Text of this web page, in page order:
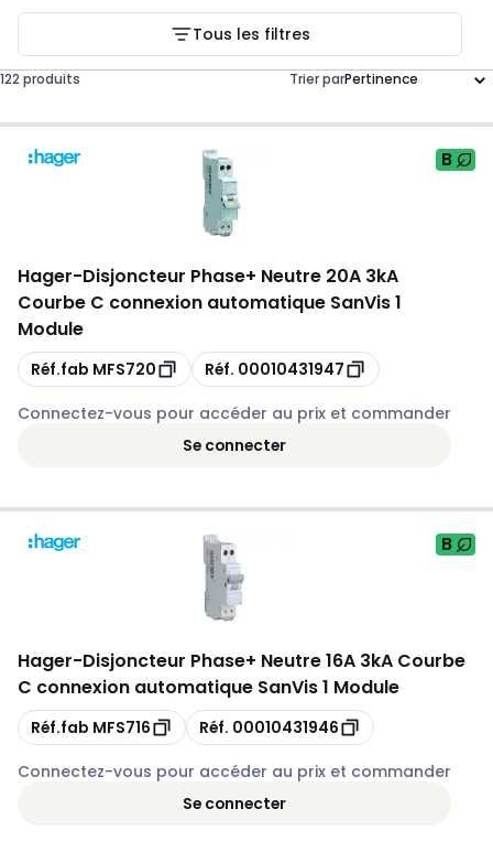
Tous les filtres
122 produits Trier par
B
Hager-Disjoncteur Phase+ Neutre 20A 3kA
Courbe C connexion automatique SanVis 1
Module
Copie
Réf.fab MFS720 Copie
Réf. 00010431947
Connectez-vous pour accéder au prix et commander
Se connecter
B
Hager-Disjoncteur Phase+ Neutre 16A 3kA Courbe
C connexion automatique SanVis 1 Module
Copie
Réf.fab MFS716 Copie
Réf. 00010431946
Connectez-vous pour accéder au prix et commander
Se connecter